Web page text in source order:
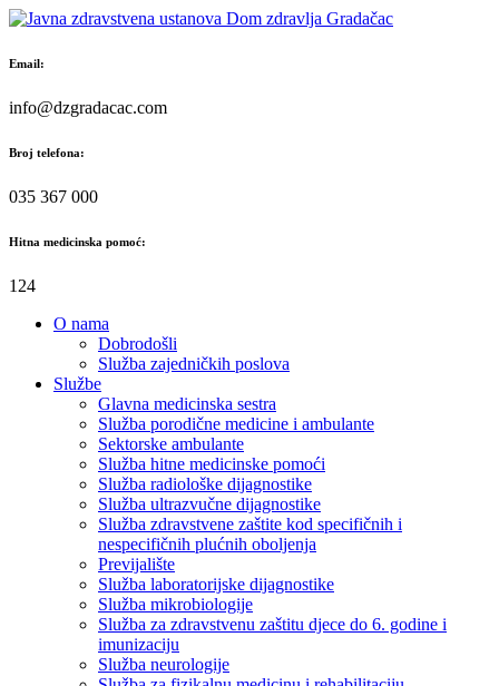
Skip
content
Email:
info@dzgradacac.com
Broj telefona:
035 367 000
Hitna medicinska pomoć:
124
O nama
Dobrodošli
Služba zajedničkih poslova
Službe
Glavna medicinska sestra
Služba porodične medicine i ambulante
Sektorske ambulante
Služba hitne medicinske pomoći
Služba radiološke dijagnostike
Služba ultrazvučne dijagnostike
Služba zdravstvene zaštite kod specifičnih i
nespecifičnih plućnih oboljenja
Previjalište
Služba laboratorijske dijagnostike
Služba mikrobiologije
Služba za zdravstvenu zaštitu djece do 6. godine i
imunizaciju
Služba neurologije